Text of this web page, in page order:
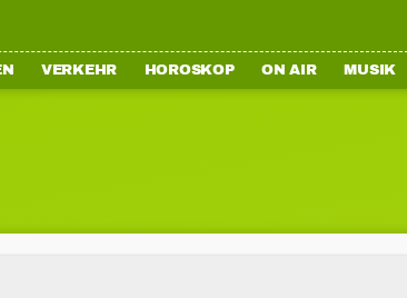
VERKEHR HOROSKOP ON AIR MUSIK